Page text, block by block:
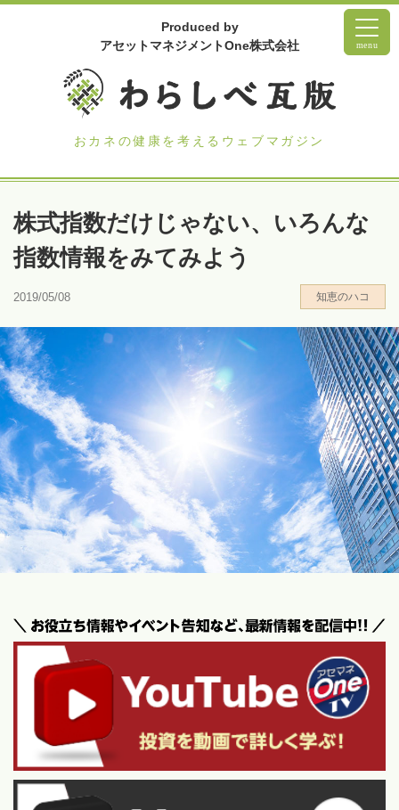
Produced by
アセットマネジメントOne株式会社
おカネの健康を考えるウェブマガジン
menu
株式指数だけじゃない、いろんな
指数情報をみてみよう
2019/05/08 知恵のハコ